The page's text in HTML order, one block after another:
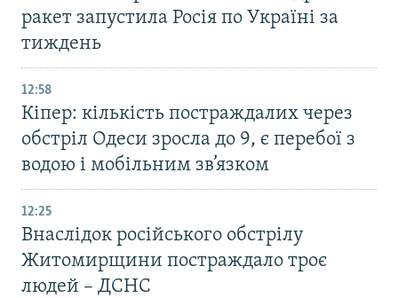
ракет запустила Росія по Україні за
тиждень
12:58
Кіпер: кількість постраждалих через
обстріл Одеси зросла до 9, є перебої з
водою і мобільним зв’язком
12:25
Внаслідок російського обстрілу
Житомирщини постраждало троє
людей – ДСНС